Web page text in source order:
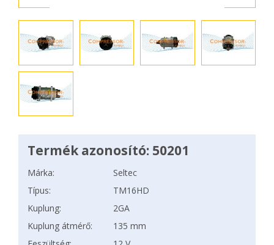
Termék azonosító: 50201
Márka:
Seltec
Típus:
TM16HD
Kuplung:
2GA
Kuplung átmérő:
135 mm